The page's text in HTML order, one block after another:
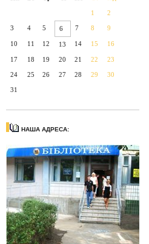
1 2
3 4 5 6 7 8 9
10 11 12 13 14 15 16
17 18 19 20 21 22 23
24 25 26 27 28 29 30
31
НАША АДРЕСА: